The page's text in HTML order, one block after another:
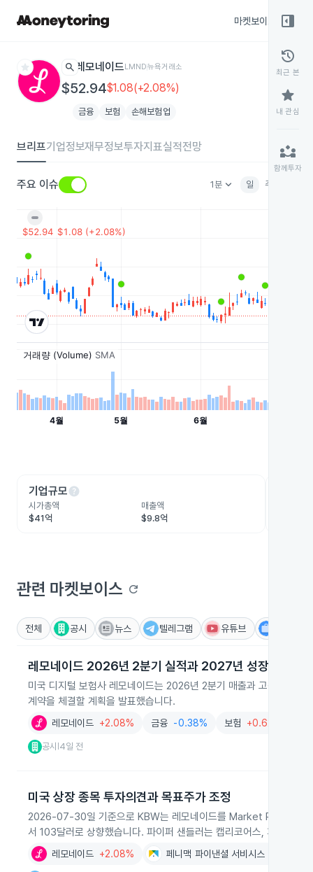
마켓보이스
star search 레모네이드LMND뉴욕거래소
$52.94$1.08(+2.08%)
금융 보험 손해보험업
브리프기업정보재무정보투자지표실적전망
주요 이슈 1분keyboard_arrow_down 일 주
기업규모help
시가총액
$41억
매출액
$9.8억
관련 마켓보이스 refresh
전체 공시 뉴스 텔레그램 유튜브
레모네이드 2026년 2분기 실적과 2027년 성장자금 계
미국 디지털 보험사 레모네이드는 2026년 2분기 매출과 고객 수 증
계약을 체결할 계획을 발표했습니다.
레모네이드 +2.08% 금융 -0.38% 보험 +0.62%
공시 4일 전
미국 상장 종목 투자의견과 목표주가 조정
2026-07-30일 기준으로 KBW는 레모네이드를 Market Perform으
서 103달러로 상향했습니다. 파이퍼 샌들러는 캡리코어스, 페니매,
레모네이드 +2.08% 페니맥 파이낸셜 서비시스
right_panel_open
history
최근 본
star
내 관심
partner_exchange
함께투자